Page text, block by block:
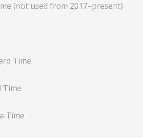
(not used from 2017–present)
Time
Time
Time